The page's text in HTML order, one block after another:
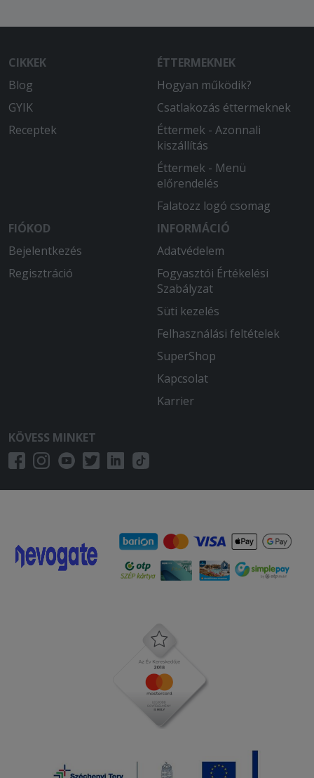
CIKKEK
Blog
GYIK
Receptek
ÉTTERMEKNEK
Hogyan működik?
Csatlakozás éttermeknek
Éttermek - Azonnali
kiszállítás
Éttermek - Menü
előrendelés
Falatozz logó csomag
FIÓKOD
Bejelentkezés
Regisztráció
INFORMÁCIÓ
Adatvédelem
Fogyasztói Értékelési
Szabályzat
Süti kezelés
Felhasználási feltételek
SuperShop
Kapcsolat
Karrier
KÖVESS MINKET